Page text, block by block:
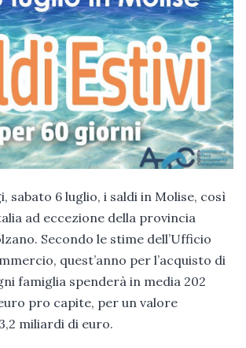
sabato 6 luglio, i saldi in Molise, così
ad eccezione della provincia
Secondo le stime dell’Ufficio
quest’anno per l’acquisto di
famiglia spenderà in media 202
pro capite, per un valore
miliardi di euro.